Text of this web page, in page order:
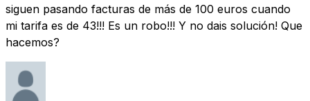
siguen pasando facturas de más de 100 euros cuando
mi tarifa es de 43!!! Es un robo!!! Y no dais solución! Que
hacemos?